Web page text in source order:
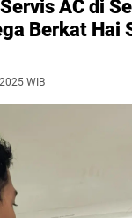
AC di
Berkat Hai
WIB